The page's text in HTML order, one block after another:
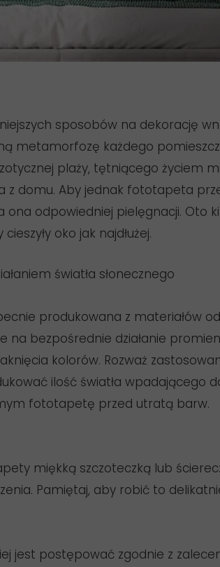
sposobów na dekorację
metamorfozę każdego
plaży, tętniącego życiem
z domu. Aby jednak fototapeta
ona odpowiedniej pielęgnacji. Oto
oko jak najdłużej.
światła słonecznego
produkowana z materiałów
na bezpośrednie działanie
kolorów. Rozważ
ilość światła wpadającego
fototapetę przed utratą barw.
miękką szczoteczką lub
Pamiętaj, aby robić to
jest postępować zgodnie z